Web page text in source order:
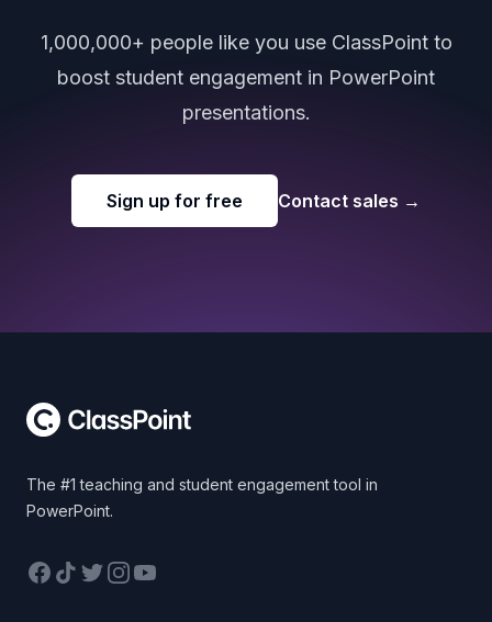
1,000,000+ people like you use ClassPoint to
boost student engagement in PowerPoint
presentations.
Sign up for free Contact sales →
The #1 teaching and student engagement tool in
PowerPoint.
Facebook
TikTokTwitterInstagram
YouTube